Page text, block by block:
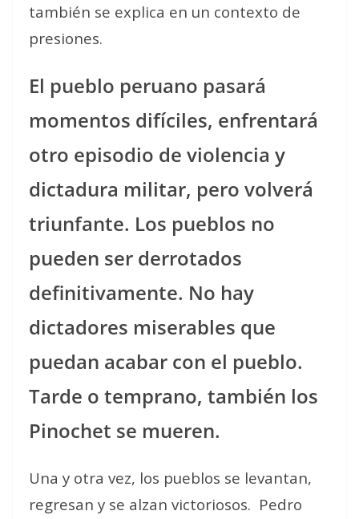
también se explica en un contexto de
presiones.
El pueblo peruano pasará
momentos difíciles, enfrentará
otro episodio de violencia y
dictadura militar, pero volverá
triunfante. Los pueblos no
pueden ser derrotados
definitivamente. No hay
dictadores miserables que
puedan acabar con el pueblo.
Tarde o temprano, también los
Pinochet se mueren.
Una y otra vez, los pueblos se levantan,
regresan y se alzan victoriosos. Pedro